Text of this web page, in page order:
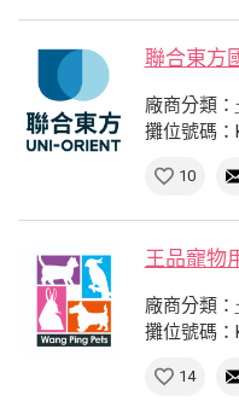
聯合東方
廠商分類：
攤位號碼：
10
王品寵物
廠商分類：
攤位號碼：
14